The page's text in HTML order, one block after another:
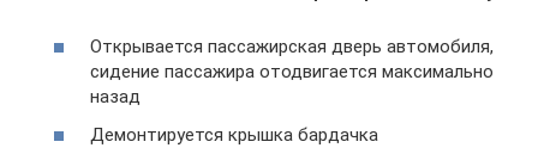
Открывается пассажирская дверь автомобиля,
сидение пассажира отодвигается максимально
назад
Демонтируется крышка бардачка